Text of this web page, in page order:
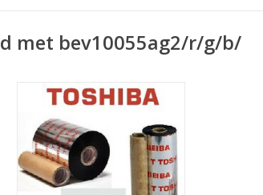
met bev10055ag2/r/g/b/
BEV10055AG2/R/G/B/ (B-EV4T
printer)
TOEVOEGEN AAN WINKELWAGEN